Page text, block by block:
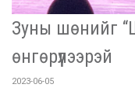
Зуны шөнийг
өнгөрүүлээрэй
2023-06-05